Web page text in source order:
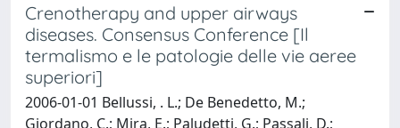
Crenotherapy and upper airways
diseases. Consensus Conference [Il
termalismo e le patologie delle vie aeree
superiori]
2006-01-01 Bellussi, . L.; De Benedetto, M.;
Giordano, C.; Mira, E.; Paludetti, G.; Passali, D.;